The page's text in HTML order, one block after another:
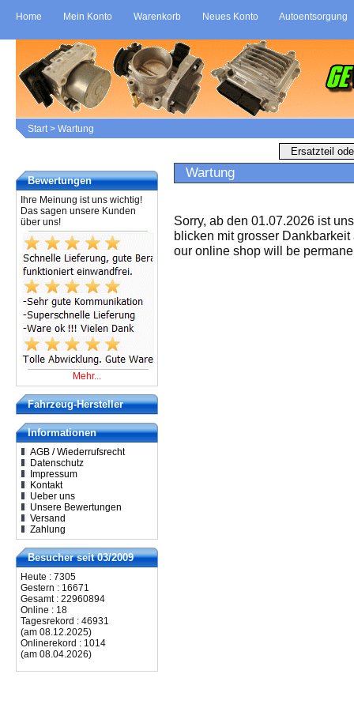
Home Mein Konto Warenkorb Neues Konto Autoentsorgung
Start> Wartung
Wartung
Sorry, ab den 01.07.2026 ist
blicken mit grosser
our online shop will be
Bewertungen
Ihre Meinung ist uns wichtig!
Das sagen unsere Kunden
über uns!
Mehr...
Fahrzeug-Hersteller
Informationen
AGB / Wiederrufsrecht
Datenschutz
Impressum
Kontakt
Ueber uns
Unsere Bewertungen
Versand
Zahlung
Besucher seit 03/2009
Heute : 7305
Gestern : 16671
Gesamt : 22960894
Online : 18
Tagesrekord : 46931
(am 08.12.2025)
Onlinerekord : 1014
(am 08.04.2026)